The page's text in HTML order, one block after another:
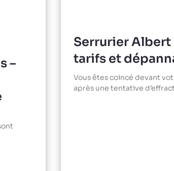
–
Serrurier Albert
tarifs et
Vous êtes coincé devant
après une tentative